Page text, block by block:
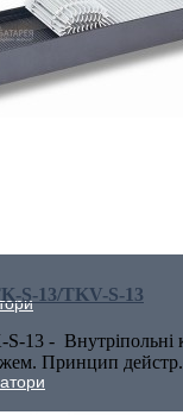
S-13/TKV-S-13
13 - Внутріпольні
Принцип